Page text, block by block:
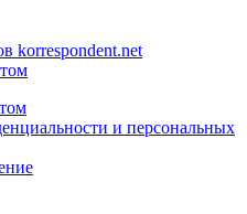
korrespondent.net
и персональных